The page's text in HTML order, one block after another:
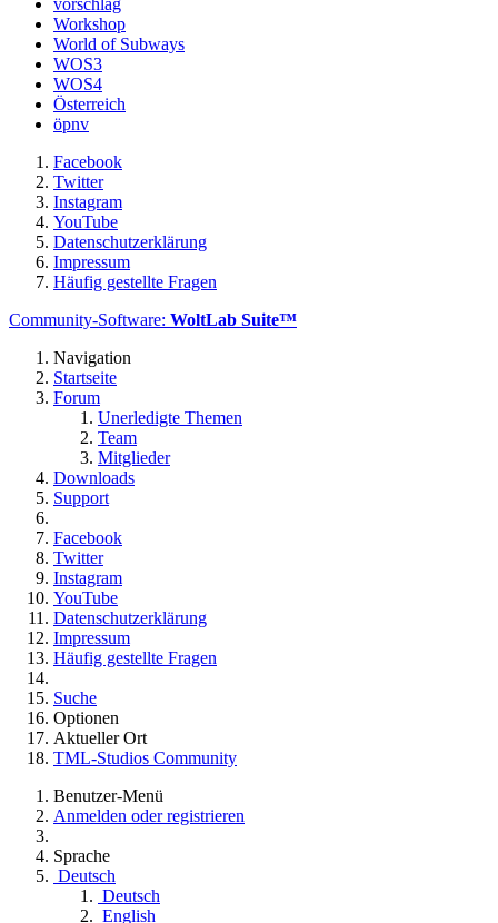
Workshop
World of Subways
WOS3
WOS4
Österreich
öpnv
Facebook
Twitter
Instagram
YouTube
Datenschutzerklärung
Impressum
Häufig gestellte Fragen
Community-Software: WoltLab Suite™
Navigation
Startseite
Forum
Unerledigte Themen
Team
Mitglieder
Downloads
Support
Facebook
Twitter
Instagram
YouTube
Datenschutzerklärung
Impressum
Häufig gestellte Fragen
Suche
Optionen
Aktueller Ort
TML-Studios Community
Benutzer-Menü
Anmelden oder registrieren
Sprache
Deutsch
Deutsch
English